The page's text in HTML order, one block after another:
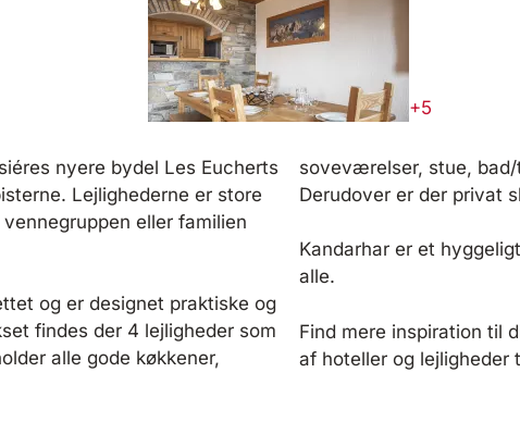
+5
nyere bydel Les Eucherts
Lejlighederne er store
eller familien
og er designet praktiske og
findes der 4 lejligheder som
alle gode køkkener,
soveværelser, stue,
Derudover er der privat
Kandarhar er et
alle.
Find mere inspiration til
af hoteller og lejligheder